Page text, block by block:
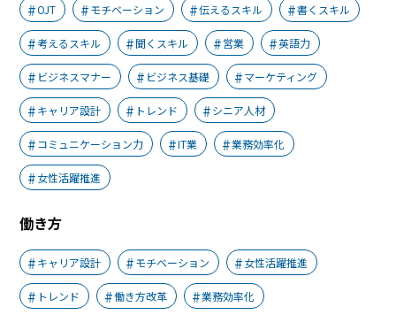
OJT モチベーション 伝えるスキル 書くスキル
考えるスキル 聞くスキル 営業 英語力
ビジネスマナー ビジネス基礎 マーケティング
キャリア設計 トレンド シニア人材
コミュニケーション力 IT業 業務効率化
女性活躍推進
働き方
キャリア設計 モチベーション 女性活躍推進
トレンド 働き方改革 業務効率化